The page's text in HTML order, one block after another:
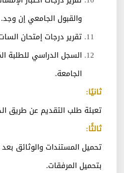
والقبول الجامعي إن وجد.
تقرير درجات إمتحان السات
السجل الدراسي للطلبة
الجامعة.
ثانيًا:
تعبئة طلب التقديم عن طريق
ثالثًا:
تحميل المستندات والوثائق بعد
بتحميل المرفقات.